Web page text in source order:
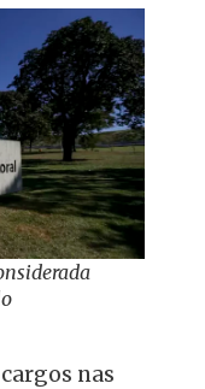
nas